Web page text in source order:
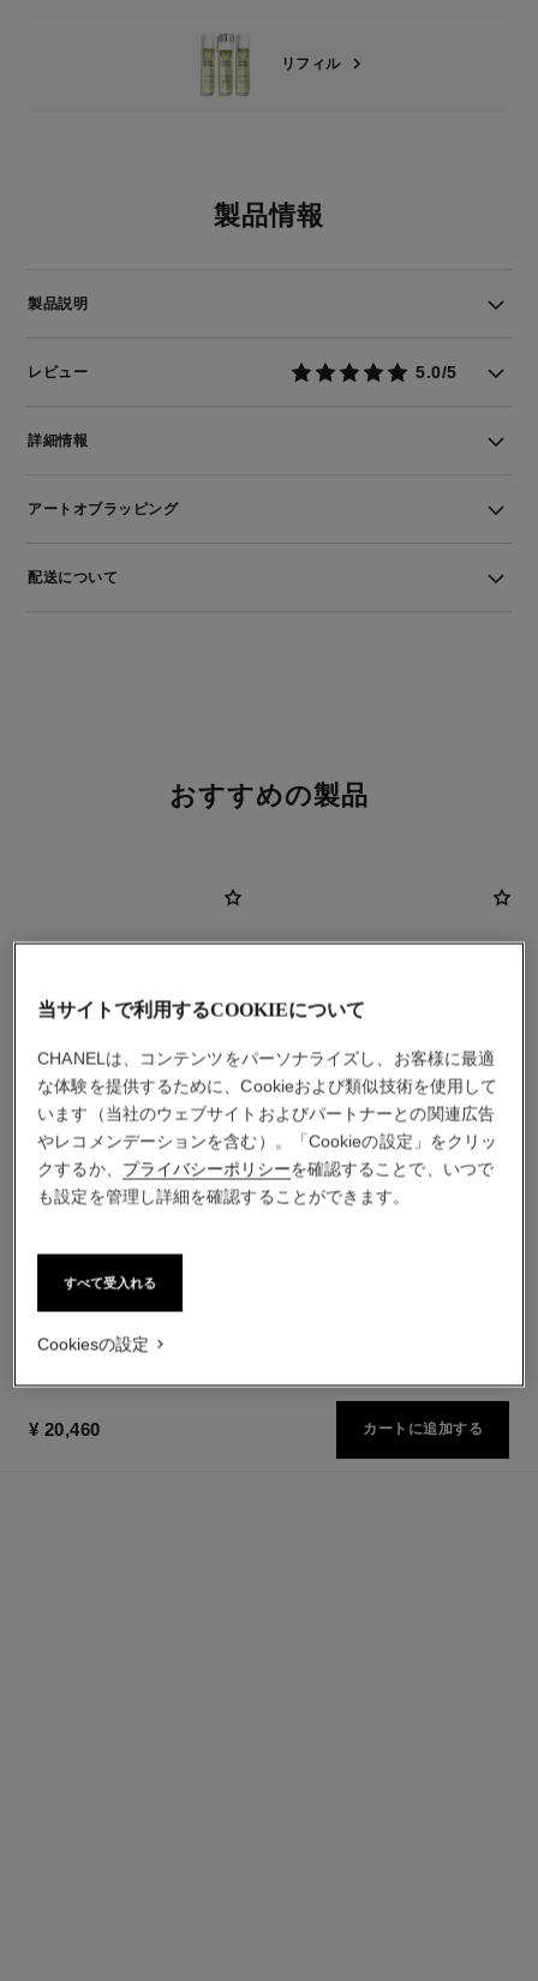
リフィル
製品情報
製品説明
レビュー 5.0/5
詳細情報
アートオブラッピング
配送について
おすすめの製品
チャンス オー フレッシュ
参照番号136880
カートに追加する
ルージュ ココ フラッシュ
¥ 20,460 カートに追加する
当サイトで利用するCOOKIEについて
CHANELは、コンテンツをパーソナライズし、お客様に最適
な体験を提供するために、Cookieおよび類似技術を使用して
います（当社のウェブサイトおよびパートナーとの関連広告
やレコメンデーションを含む）。「Cookieの設定」をクリッ
クするか、 プライバシーポリシーを確認することで、いつで
も設定を管理し詳細を確認することができます。
すべて受入れる
Cookiesの設定